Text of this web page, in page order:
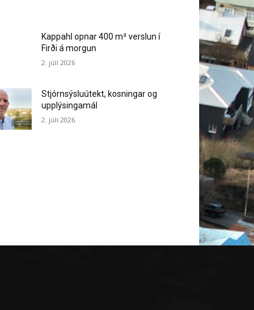
Kappahl opnar 400 m² verslun í
Firði á morgun
2. júlí 2026
Stjórnsýsluútekt, kosningar og
upplýsingamál
2. júlí 2026